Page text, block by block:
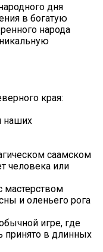
дня
в богатую
народа
края:
наших
саамском
человека или
мастерством
и оленьего рога
игре, где
принято в длинных